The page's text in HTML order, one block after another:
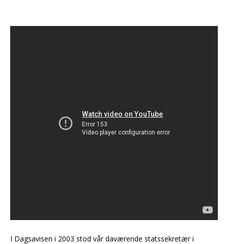
I Dagsavisen i 2003 stod vår daværende statssekretær i